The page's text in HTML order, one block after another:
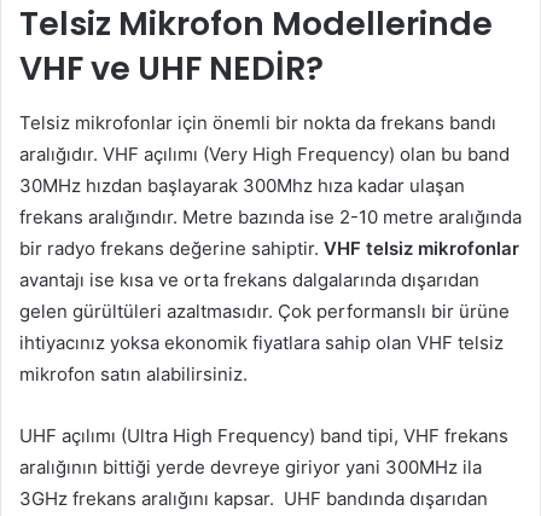
Telsiz Mikrofon Modellerinde
VHF ve UHF NEDİR?
Telsiz mikrofonlar için önemli bir nokta da frekans bandı
aralığıdır. VHF açılımı (Very High Frequency) olan bu band
30MHz hızdan başlayarak 300Mhz hıza kadar ulaşan
frekans aralığındır. Metre bazında ise 2-10 metre aralığında
bir radyo frekans değerine sahiptir. VHF telsiz mikrofonlar
avantajı ise kısa ve orta frekans dalgalarında dışarıdan
gelen gürültüleri azaltmasıdır. Çok performanslı bir ürüne
ihtiyacınız yoksa ekonomik fiyatlara sahip olan VHF telsiz
mikrofon satın alabilirsiniz.
UHF açılımı (Ultra High Frequency) band tipi, VHF frekans
aralığının bittiği yerde devreye giriyor yani 300MHz ila
3GHz frekans aralığını kapsar. UHF bandında dışarıdan